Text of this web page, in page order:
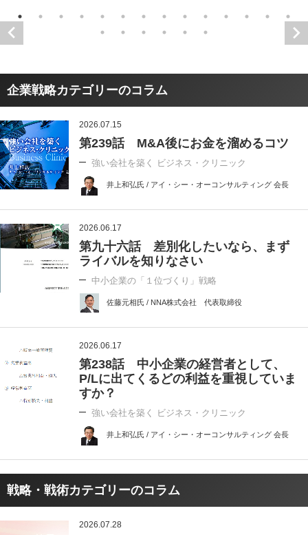
企業戦略カテゴリーのコラム
2026.07.15
第239話 M&A後にお金を溜めるコツ
強い会社を築く ビジネス・クリニック
井上和弘氏 / アイ・シー・オーコンサルティング 会長
2026.06.17
第九十六話 差別化したいなら、まず
ライバルを知りなさい
中小企業の「１位づくり」戦略
佐藤元相氏 / NNA株式会社 代表取締役
2026.06.17
第238話 中小企業の経営者として、
P/Lに出てくるどの利益を重視していま
すか？
強い会社を築く ビジネス・クリニック
井上和弘氏 / アイ・シー・オーコンサルティング 会長
戦略・戦術カテゴリーのコラム
2026.07.28